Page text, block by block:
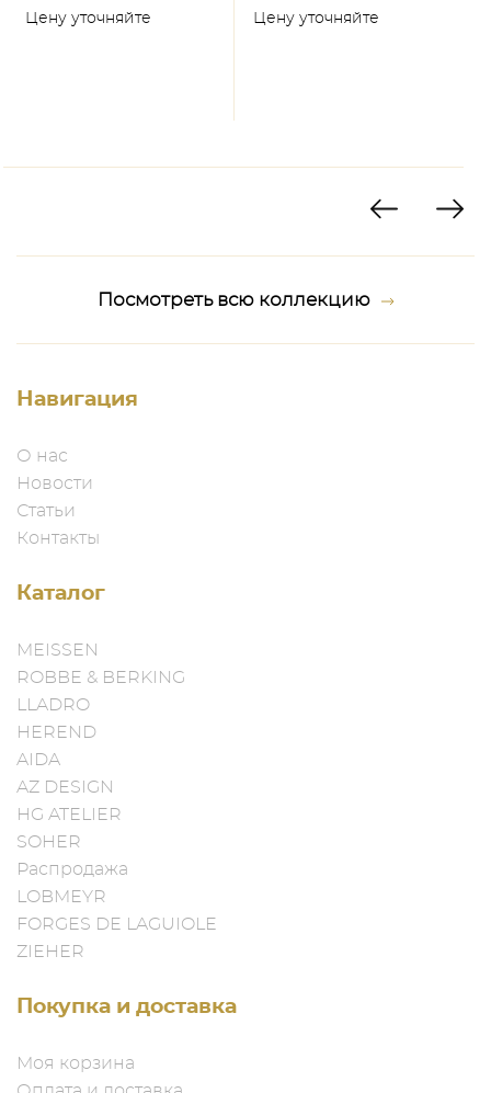
Цену уточняйте Цену уточняйте
Посмотреть всю коллекцию
Навигация
О нас
Новости
Статьи
Контакты
Каталог
MEISSEN
ROBBE & BERKING
LLADRO
HEREND
AIDA
AZ DESIGN
HG ATELIER
SOHER
Распродажа
LOBMEYR
FORGES DE LAGUIOLE
ZIEHER
Покупка и доставка
Моя корзина